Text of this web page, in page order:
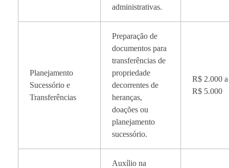
administrativas.
Planejamento
Sucessório e
Transferências
Preparação de
documentos para
transferências de
propriedade
decorrentes de
heranças,
doações ou
planejamento
sucessório.
R$ 2.000 a
R$ 5.000
Auxílio na